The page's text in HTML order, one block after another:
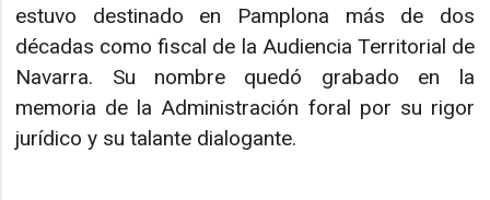
estuvo destinado en Pamplona más de dos
décadas como fiscal de la Audiencia Territorial de
Navarra. Su nombre quedó grabado en la
memoria de la Administración foral por su rigor
jurídico y su talante dialogante.